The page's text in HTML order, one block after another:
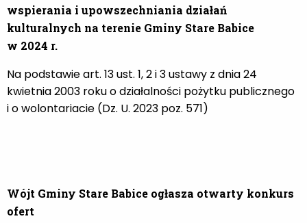
wspierania i upowszechniania działań
kulturalnych na terenie Gminy Stare Babice
w 2024 r.
Na podstawie art. 13 ust. 1, 2 i 3 ustawy z dnia 24
kwietnia 2003 roku o działalności pożytku publicznego
i o wolontariacie (Dz. U. 2023 poz. 571)
Wójt Gminy Stare Babice ogłasza otwarty konkurs
ofert